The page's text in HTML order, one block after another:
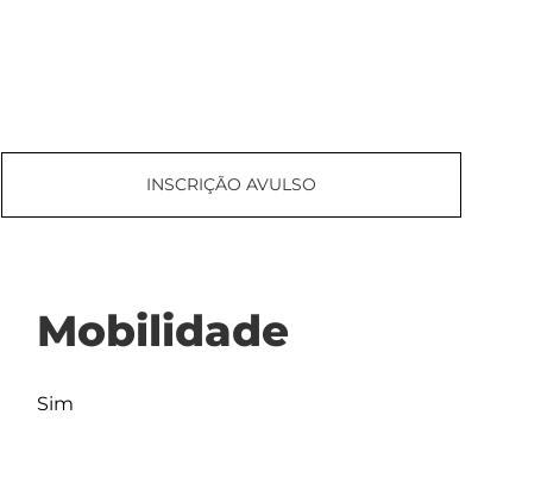
INSCRIÇÃO AVULSO
Mobilidade
Sim